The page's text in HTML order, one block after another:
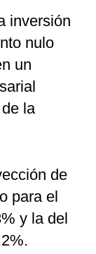
inversión
nulo
un
la
de
para el
y la del